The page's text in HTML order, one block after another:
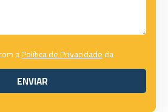
aPolítica de Privacidadeda
ENVIAR
ENVIAR